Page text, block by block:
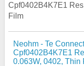
Cpf0402B4K7E1
Film
Neohm - Te
Cpf0402B4K7E1
0.063W, 0402, Thin